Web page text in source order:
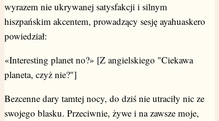
wyrazem nie ukrywanej satysfakcji i silnym
hiszpańskim akcentem, prowadzący sesję ayahuaskero
powiedział:
«Interesting planet no?» [Z angielskiego "Ciekawa
planeta, czyż nie?"]
Bezcenne dary tamtej nocy, do dziś nie utraciły nic ze
swojego blasku. Przeciwnie, żywe i na zawsze moje,